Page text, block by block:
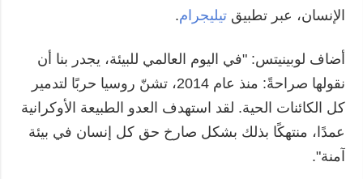
التقارير
الصور
الفيديوهات
الإنسان، عبر تطبيقتيليجرام.
أضاف لوبينيتس: "في اليوم العالمي للبيئة، يجدر بنا أن
نقولها صراحةً: منذ عام 2014، تشنّ روسيا حربًا لتدمير
كل الكائنات الحية. لقد استهدف العدو الطبيعة الأوكرانية
عمدًا، منتهكًا بذلك بشكل صارخ حق كل إنسان في بيئة
آمنة".